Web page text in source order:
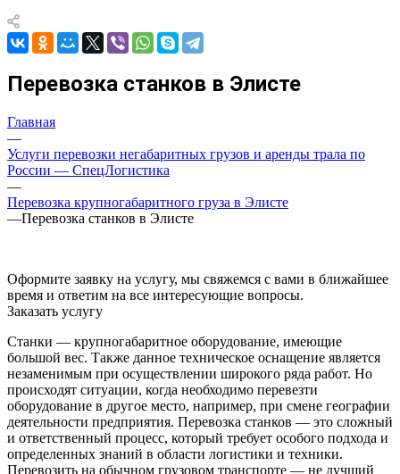
Перевозка станков в Элисте
Главная
—
Услуги перевозки негабаритных грузов и аренды трала по
России — СпецЛогистика
—
Перевозка крупногабаритного груза в Элисте
—Перевозка станков в Элисте
Оформите заявку на услугу, мы свяжемся с вами в ближайшее
время и ответим на все интересующие вопросы.
Заказать услугу
Станки — крупногабаритное оборудование, имеющие
большой вес. Также данное техническое оснащение является
незаменимым при осуществлении широкого ряда работ. Но
происходят ситуации, когда необходимо перевезти
оборудование в другое место, например, при смене географии
деятельности предприятия. Перевозка станков — это сложный
и ответственный процесс, который требует особого подхода и
определенных знаний в области логистики и техники.
Перевозить на обычном грузовом транспорте — не лучший